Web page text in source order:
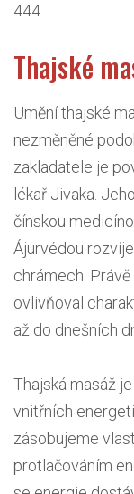
444
Thajské
Umění thajské
nezměněné
zakladatele je
lékař Jivaka.
čínskou
Ájurvédou
chrámech.
ovlivňoval
až do dnešních
Thajská masáž
vnitřních
zásobujeme
protlačováním